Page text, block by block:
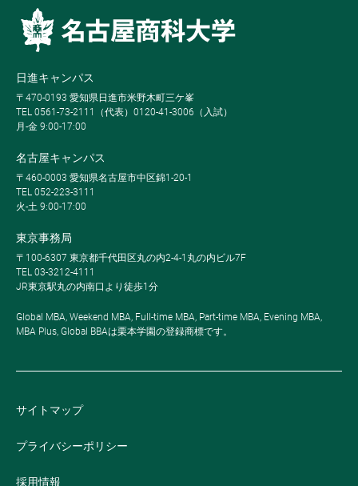
日進キャンパス
〒470-0193 愛知県日進市米野木町三ケ峯
TEL 0561-73-2111（代表）0120-41-3006（入試）
月-金 9:00-17:00
名古屋キャンパス
〒460-0003 愛知県名古屋市中区錦1-20-1
TEL 052-223-3111
火-土 9:00-17:00
東京事務局
〒100-6307 東京都千代田区丸の内2-4-1丸の内ビル7F
TEL 03-3212-4111
JR東京駅丸の内南口より徒歩1分
Global MBA, Weekend MBA, Full-time MBA, Part-time MBA, Evening MBA,
MBA Plus, Global BBAは栗本学園の登録商標です。
サイトマップ
プライバシーポリシー
採用情報